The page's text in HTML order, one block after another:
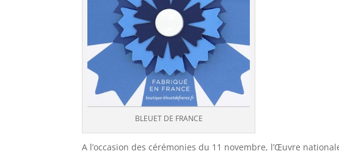
BLEUET DE FRANCE
A l’occasion des cérémonies du 11 novembre, l’Œuvre